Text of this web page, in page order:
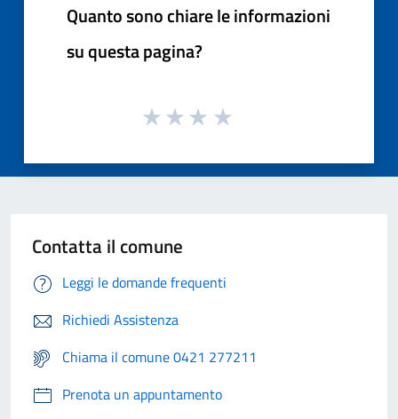
Quanto sono chiare le informazioni
su questa pagina?
Contatta il comune
Leggi le domande frequenti
Richiedi Assistenza
Chiama il comune 0421 277211
Prenota un appuntamento